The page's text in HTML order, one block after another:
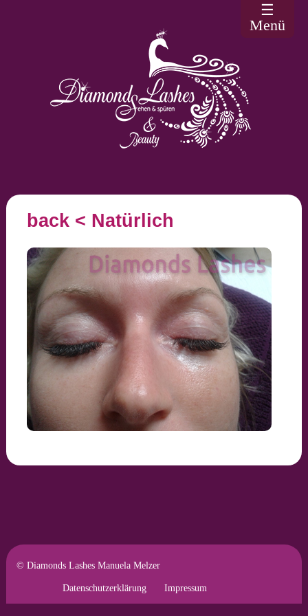
☰
Menü
back< Natürlich
© Diamonds Lashes Manuela Melzer
Datenschutzerklärung Impressum